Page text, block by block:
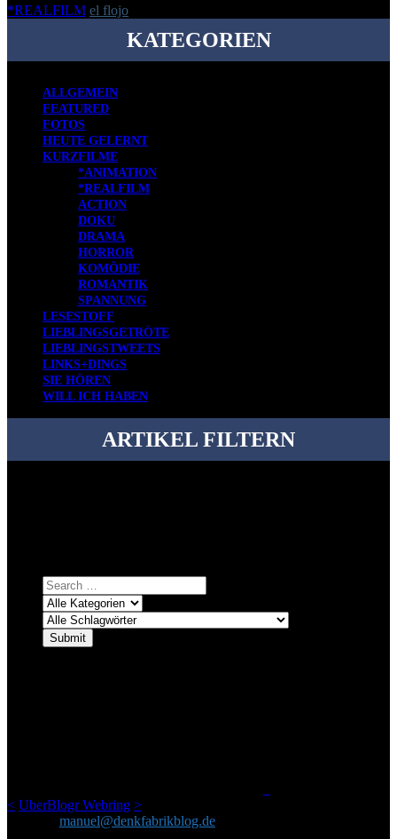
*REALFILM el flojo
KATEGORIEN
ALLGEMEIN
FEATURED
FOTOS
HEUTE GELERNT
KURZFILME
*ANIMATION
*REALFILM
ACTION
DOKU
DRAMA
HORROR
KOMÖDIE
ROMANTIK
SPANNUNG
LESESTOFF
LIEBLINGSGETRÖTE
LIEBLINGSTWEETS
LINKS+DINGS
SIE HÖREN
WILL ICH HABEN
ARTIKEL FILTERN
< UberBlogr Webring >
manuel@denkfabrikblog.de